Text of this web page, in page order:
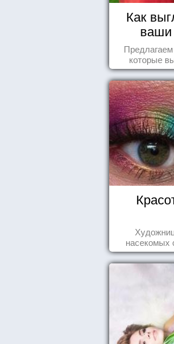
Как
которые
видели , но
себе, что
насекомых